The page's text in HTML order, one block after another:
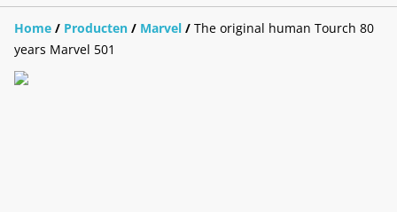
Home / Producten / Marvel / The original human Tourch 80
years Marvel 501